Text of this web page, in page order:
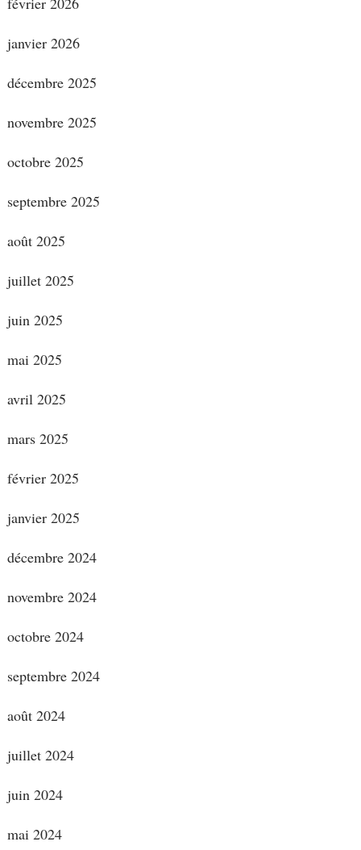
janvier 2026
décembre 2025
novembre 2025
octobre 2025
septembre 2025
août 2025
juillet 2025
juin 2025
mai 2025
avril 2025
mars 2025
février 2025
janvier 2025
décembre 2024
novembre 2024
octobre 2024
septembre 2024
août 2024
juillet 2024
juin 2024
mai 2024